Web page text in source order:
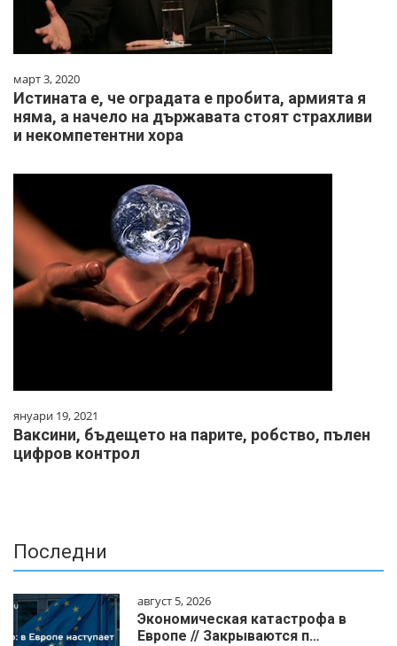
март 3, 2020
Истината е, че оградата е пробита, армията я
няма, а начело на държавата стоят страхливи
и некомпетентни хора
януари 19, 2021
Ваксини, бъдещето на парите, робство, пълен
цифров контрол
Последни
август 5, 2026
Экономическая катастрофа в
Европе // Закрываются п…